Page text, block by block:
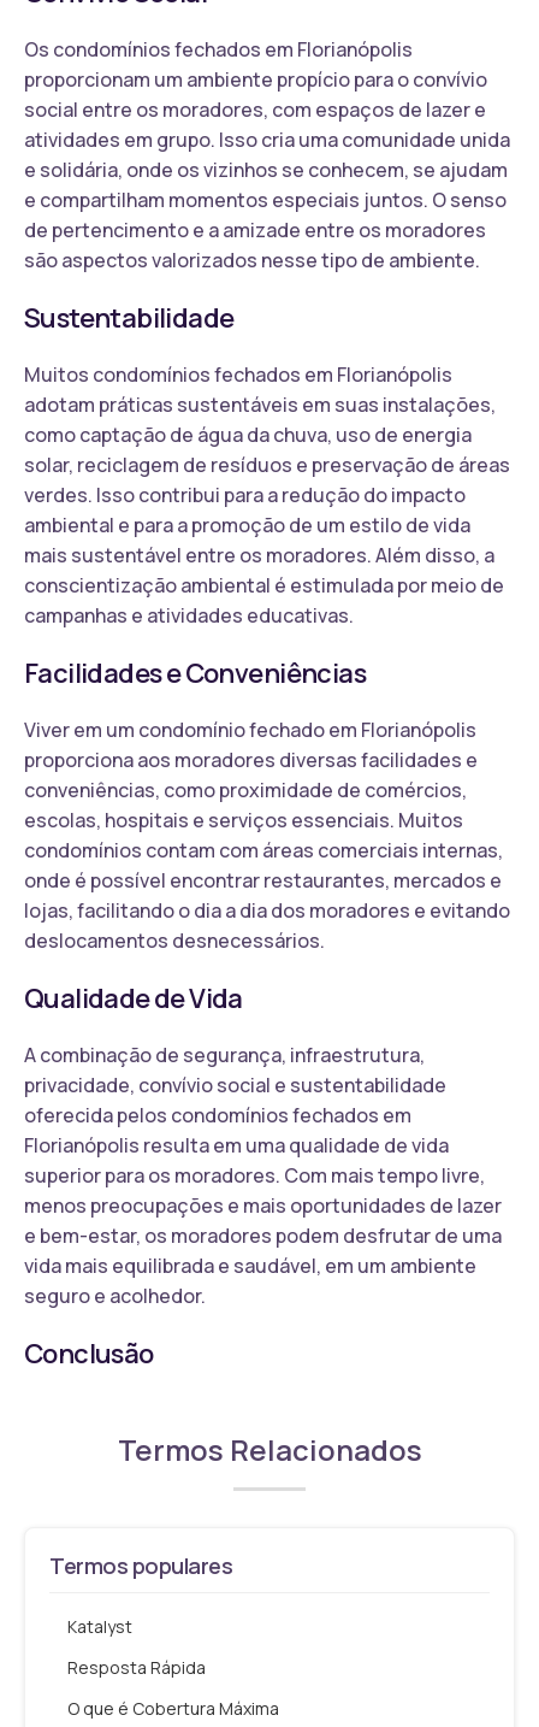
Os condomínios fechados em Florianópolis
proporcionam um ambiente propício para o convívio
social entre os moradores, com espaços de lazer e
atividades em grupo. Isso cria uma comunidade unida
e solidária, onde os vizinhos se conhecem, se ajudam
e compartilham momentos especiais juntos. O senso
de pertencimento e a amizade entre os moradores
são aspectos valorizados nesse tipo de ambiente.
Sustentabilidade
Muitos condomínios fechados em Florianópolis
adotam práticas sustentáveis em suas instalações,
como captação de água da chuva, uso de energia
solar, reciclagem de resíduos e preservação de áreas
verdes. Isso contribui para a redução do impacto
ambiental e para a promoção de um estilo de vida
mais sustentável entre os moradores. Além disso, a
conscientização ambiental é estimulada por meio de
campanhas e atividades educativas.
Facilidades e Conveniências
Viver em um condomínio fechado em Florianópolis
proporciona aos moradores diversas facilidades e
conveniências, como proximidade de comércios,
escolas, hospitais e serviços essenciais. Muitos
condomínios contam com áreas comerciais internas,
onde é possível encontrar restaurantes, mercados e
lojas, facilitando o dia a dia dos moradores e evitando
deslocamentos desnecessários.
Qualidade de Vida
A combinação de segurança, infraestrutura,
privacidade, convívio social e sustentabilidade
oferecida pelos condomínios fechados em
Florianópolis resulta em uma qualidade de vida
superior para os moradores. Com mais tempo livre,
menos preocupações e mais oportunidades de lazer
e bem-estar, os moradores podem desfrutar de uma
vida mais equilibrada e saudável, em um ambiente
seguro e acolhedor.
Conclusão
Termos Relacionados
Termos populares
Katalyst
Resposta Rápida
O que é Cobertura Máxima